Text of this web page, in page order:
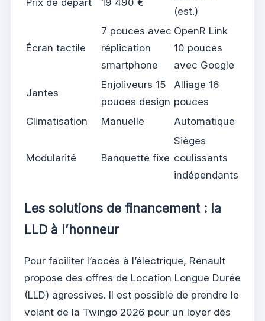
Prix de départ 19 490 €
(est.)
Écran tactile
7 pouces avec
réplication
smartphone
OpenR Link
10 pouces
avec Google
Jantes
Enjoliveurs 15
pouces design
Alliage 16
pouces
Climatisation
Manuelle Automatique
Modularité Banquette fixe
Sièges
coulissants
indépendants
Les solutions de financement : la
LLD à l’honneur
Pour faciliter l’accès à l’électrique, Renault
propose des offres de Location Longue Durée
(LLD) agressives. Il est possible de prendre le
volant de la Twingo 2026 pour un loyer dès